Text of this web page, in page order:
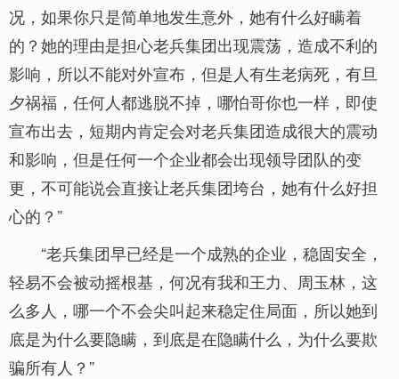
况，如果你只是简单地发生意外，她有什么好瞒着
的？她的理由是担心老兵集团出现震荡，造成不利的
影响，所以不能对外宣布，但是人有生老病死，有旦
夕祸福，任何人都逃脱不掉，哪怕哥你也一样，即使
宣布出去，短期内肯定会对老兵集团造成很大的震动
和影响，但是任何一个企业都会出现领导团队的变
更，不可能说会直接让老兵集团垮台，她有什么好担
心的？”
“老兵集团早已经是一个成熟的企业，稳固安全，
轻易不会被动摇根基，何况有我和王力、周玉林，这
么多人，哪一个不会尖叫起来稳定住局面，所以她到
底是为什么要隐瞒，到底是在隐瞒什么，为什么要欺
骗所有人？”